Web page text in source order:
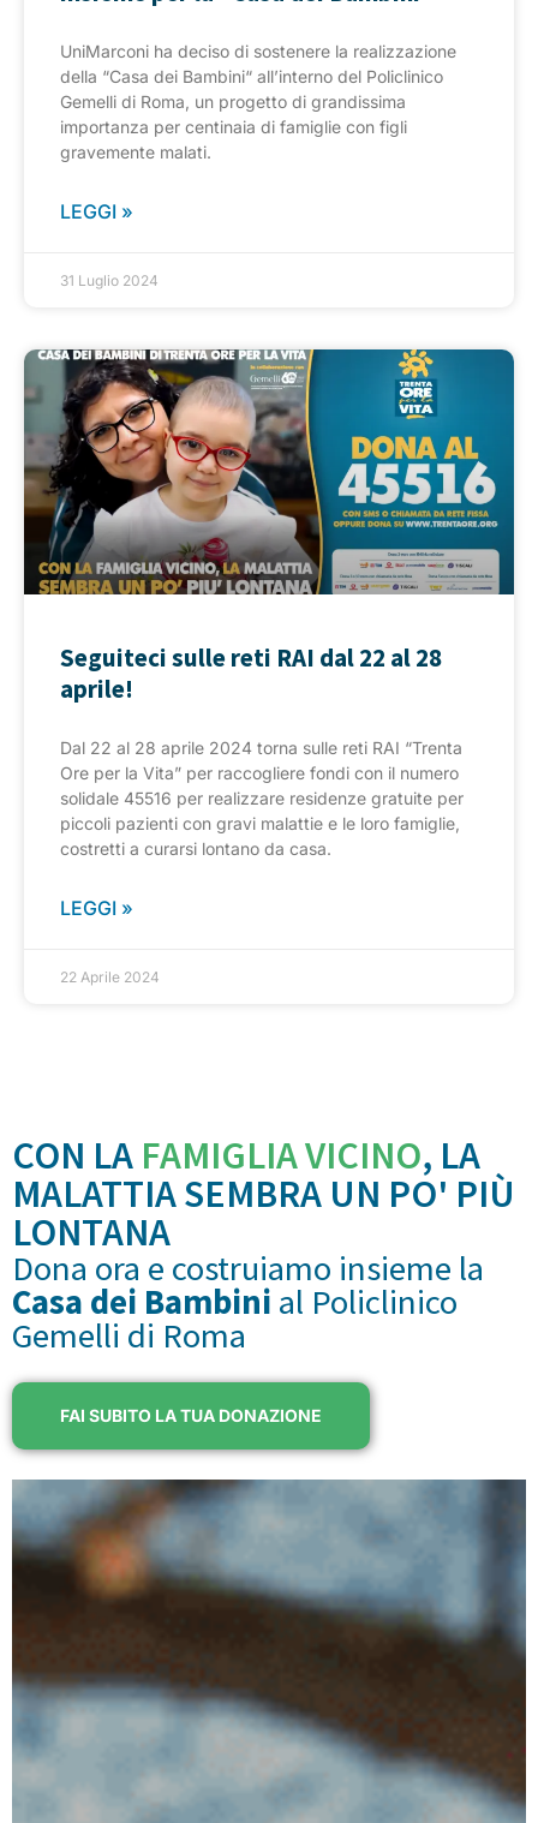
UniMarconi ha deciso di sostenere la realizzazione
della “Casa dei Bambini“ all’interno del Policlinico
Gemelli di Roma, un progetto di grandissima
importanza per centinaia di famiglie con figli
gravemente malati.
LEGGI »
31 Luglio 2024
Seguiteci sulle reti RAI dal 22 al 28
aprile!
Dal 22 al 28 aprile 2024 torna sulle reti RAI “Trenta
Ore per la Vita” per raccogliere fondi con il numero
solidale 45516 per realizzare residenze gratuite per
piccoli pazienti con gravi malattie e le loro famiglie,
costretti a curarsi lontano da casa.
LEGGI »
22 Aprile 2024
CON LA FAMIGLIA VICINO, LA
MALATTIA SEMBRA UN PO' PIÙ
LONTANA
Dona ora e costruiamo insieme la
Casa dei Bambini al Policlinico
Gemelli di Roma
FAI SUBITO LA TUA DONAZIONE